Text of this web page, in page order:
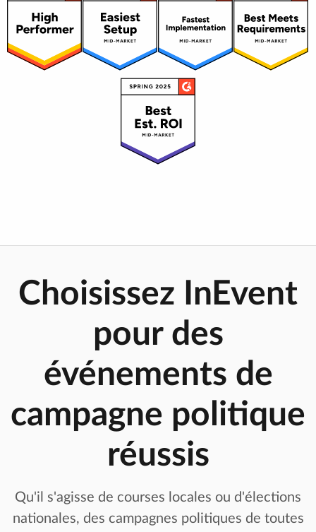
Choisissez InEvent
pour des
événements de
campagne politique
réussis
Qu'il s'agisse de courses locales ou d'élections
nationales, des campagnes politiques de toutes